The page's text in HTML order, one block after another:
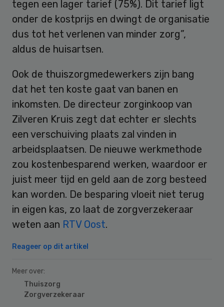
tegen een lager tarief (75%). Dit tarief ligt
onder de kostprijs en dwingt de organisatie
dus tot het verlenen van minder zorg”,
aldus de huisartsen.
Ook de thuiszorgmedewerkers zijn bang
dat het ten koste gaat van banen en
inkomsten. De directeur zorginkoop van
Zilveren Kruis zegt dat echter er slechts
een verschuiving plaats zal vinden in
arbeidsplaatsen. De nieuwe werkmethode
zou kostenbesparend werken, waardoor er
juist meer tijd en geld aan de zorg besteed
kan worden. De besparing vloeit niet terug
in eigen kas, zo laat de zorgverzekeraar
weten aan RTV Oost.
Reageer op dit artikel
Meer over:
Thuiszorg
Zorgverzekeraar